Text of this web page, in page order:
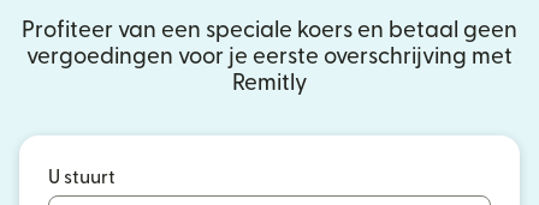
Profiteer van een speciale koers en betaal geen
vergoedingen voor je eerste overschrijving met
Remitly
U stuurt